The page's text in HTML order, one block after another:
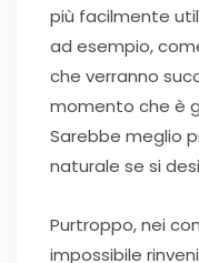
più facilmente
ad esempio,
che verranno
momento che è
Sarebbe meglio
naturale se si
Purtroppo, nei
impossibile